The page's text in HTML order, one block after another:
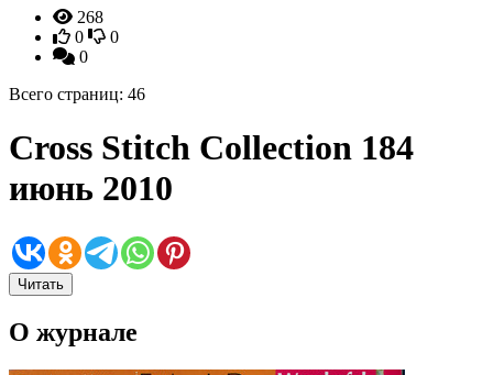
268
0
0
0
Всего страниц: 46
Cross Stitch Collection 184
июнь 2010
Читать
О журнале